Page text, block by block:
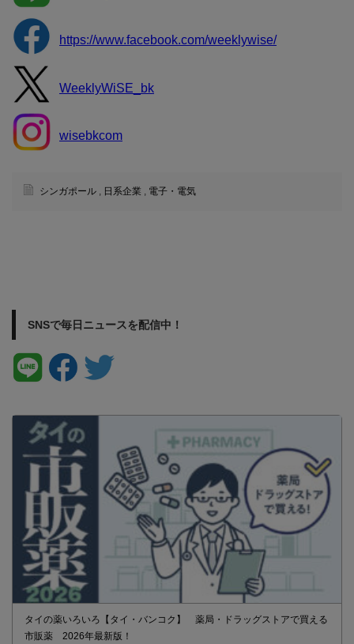
https://www.facebook.com/weeklywise/
WeeklyWiSE_bk
wisebkcom
シンガポール , 日系企業 , 電子・電気
SNSで毎日ニュースを配信中！
タイの薬いろいろ【タイ・バンコク】 薬局・ドラッグストアで買える
市販薬 2026年最新版！